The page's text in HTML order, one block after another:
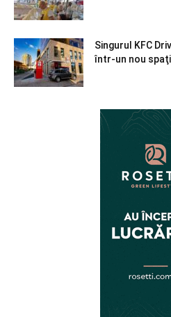
Singurul KFC
într-un nou